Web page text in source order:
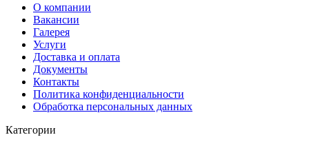
О компании
Вакансии
Галерея
Услуги
Доставка и оплата
Документы
Контакты
Политика конфиденциальности
Обработка персональных данных
Категории